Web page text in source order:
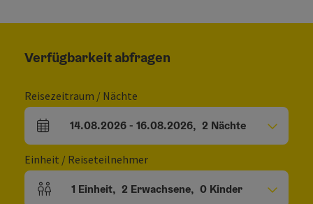
Verfügbarkeit abfragen
Reisezeitraum / Nächte
An- und Abreisefelder
14.08.2026- 16.08.2026, 2 Nächte
Einheit / Reiseteilnehmer
Einheitenanzahl und Personenfelder
1 Einheit, 2 Erwachsene, 0 Kinder